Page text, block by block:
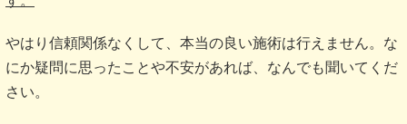
やはり信頼関係なくして、本当の良い施術は行えません。な
にか疑問に思ったことや不安があれば、なんでも聞いてくだ
さい。